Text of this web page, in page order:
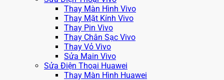
Thay Màn Hình Vivo
Thay Mặt Kính Vivo
Thay Pin Vivo
Thay Chân Sạc Vivo
Thay Vỏ Vivo
Sửa Main Vivo
Sửa Điện Thoại Huawei
Thay Màn Hình Huawei